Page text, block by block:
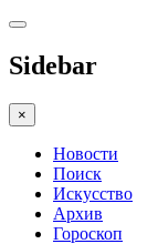
Sidebar
×
Новости
Поиск
Искусство
Архив
Гороскоп